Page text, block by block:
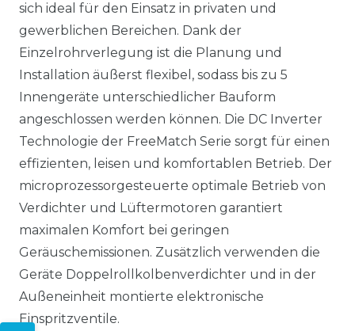
sich ideal für den Einsatz in privaten und
gewerblichen Bereichen. Dank der
Einzelrohrverlegung ist die Planung und
Installation äußerst flexibel, sodass bis zu 5
Innengeräte unterschiedlicher Bauform
angeschlossen werden können. Die DC Inverter
Technologie der FreeMatch Serie sorgt für einen
effizienten, leisen und komfortablen Betrieb. Der
microprozessorgesteuerte optimale Betrieb von
Verdichter und Lüftermotoren garantiert
maximalen Komfort bei geringen
Geräuschemissionen. Zusätzlich verwenden die
Geräte Doppelrollkolbenverdichter und in der
Außeneinheit montierte elektronische
Einspritzventile.